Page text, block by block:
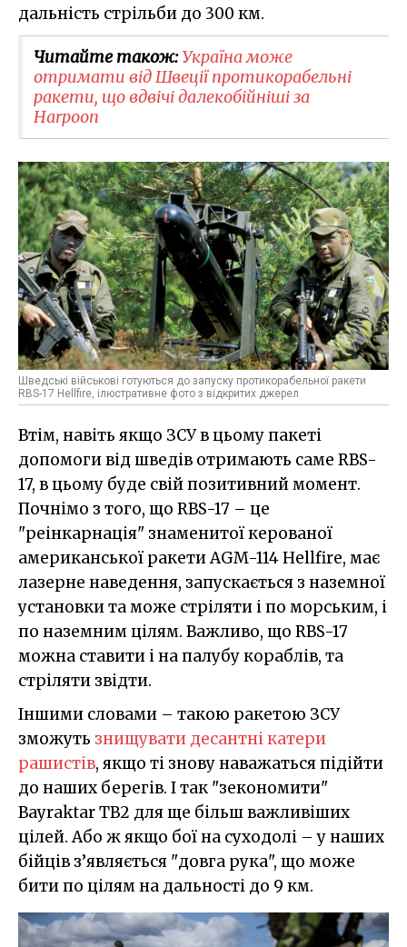
дальність стрільби до 300 км.
Читайте також:Україна може
отримати від Швеції протикорабельні
ракети, що вдвічі далекобійніші за
Harpoon
Шведські військові готуються до запуску протикорабельної ракети
RBS-17 Hellfire, ілюстративне фото з відкритих джерел
Втім, навіть якщо ЗСУ в цьому пакеті
допомоги від шведів отримають саме RBS-
17, в цьому буде свій позитивний момент.
Почнімо з того, що RBS-17 – це
"реінкарнація" знаменитої керованої
американської ракети AGM-114 Hellfire, має
лазерне наведення, запускається з наземної
установки та може стріляти і по морським, і
по наземним цілям. Важливо, що RBS-17
можна ставити і на палубу кораблів, та
стріляти звідти.
Іншими словами – такою ракетою ЗСУ
зможуть знищувати десантні катери
рашистів, якщо ті знову наважаться підійти
до наших берегів. І так "зекономити"
Bayraktar TB2 для ще більш важливіших
цілей. Або ж якщо бої на суходолі – у наших
бійців з’являється "довга рука", що може
бити по цілям на дальності до 9 км.